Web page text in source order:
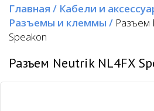
Главная / Кабели и
Разъемы и клеммы / Разъем
Speakon
Разъем Neutrik NL4FX